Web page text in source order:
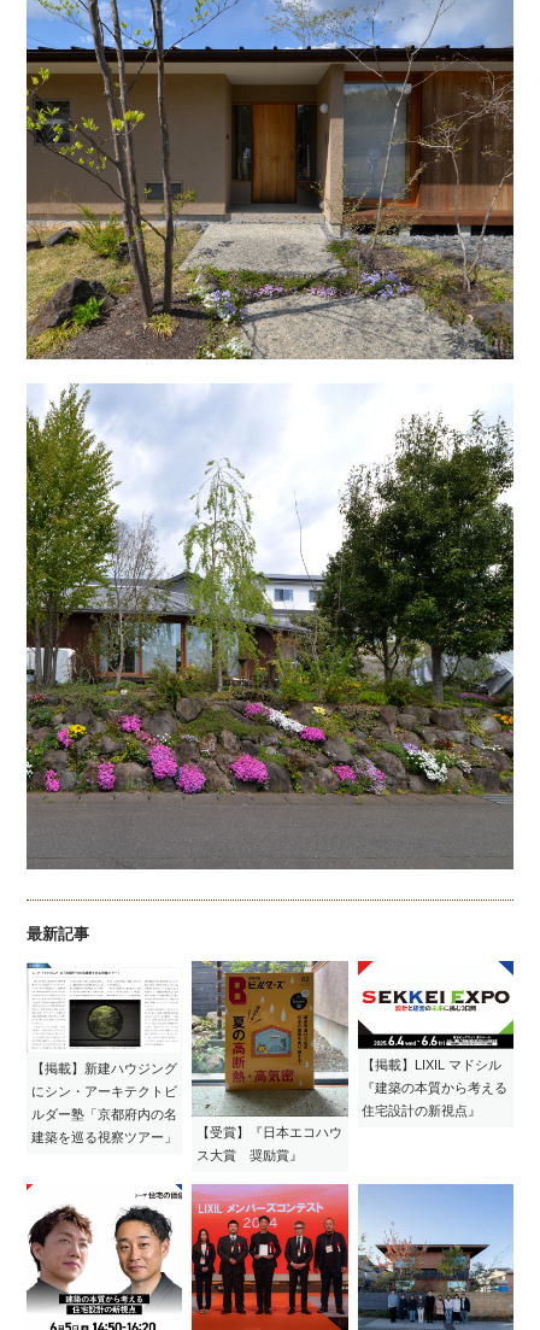
最新記事
【掲載】新建ハウジング
にシン・アーキテクトビ
ルダー塾「京都府内の名
建築を巡る視察ツアー」
【受賞】『日本エコハウ
ス大賞 奨励賞』
【掲載】LIXIL マドシル
『建築の本質から考える
住宅設計の新視点』